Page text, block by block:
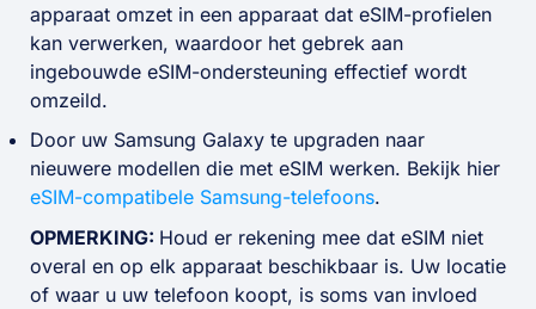
apparaat omzet in een apparaat dat eSIM-profielen
kan verwerken, waardoor het gebrek aan
ingebouwde eSIM-ondersteuning effectief wordt
omzeild.
Door uw Samsung Galaxy te upgraden naar
nieuwere modellen die met eSIM werken. Bekijk hier
eSIM-compatibele Samsung-telefoons.
OPMERKING: Houd er rekening mee dat eSIM niet
overal en op elk apparaat beschikbaar is. Uw locatie
of waar u uw telefoon koopt, is soms van invloed